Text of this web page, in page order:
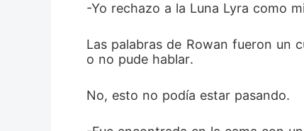
-Yo rechazo a la Luna Lyra como
Las palabras de Rowan fueron un
o no pude hablar.
No, esto no podía estar pasando.